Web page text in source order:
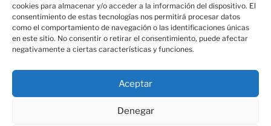
cookies para almacenar y/o acceder a la información del dispositivo. El
consentimiento de estas tecnologías nos permitirá procesar datos
como el comportamiento de navegación o las identificaciones únicas
en este sitio. No consentir o retirar el consentimiento, puede afectar
negativamente a ciertas características y funciones.
Aceptar
Denegar